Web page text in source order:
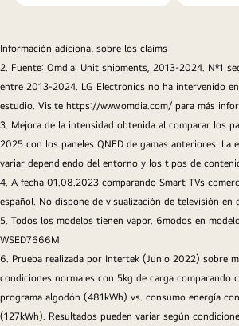
Información adicional sobre los claims
2. Fuente: Omdia: Unit shipments, 2013-2024. Nº1
entre 2013-2024. LG Electronics no ha intervenido
estudio. Visite https://www.omdia.com/ para más
3. Mejora de la intensidad obtenida al comparar los
2025 con los paneles QNED de gamas anteriores. La
variar dependiendo del entorno y los tipos de
4. A fecha 01.08.2023 comparando Smart TVs
español. No dispone de visualización de televisión en
5. Todos los modelos tienen vapor. 6modos en
WSED7666M
6. Prueba realizada por Intertek (Junio 2022) sobre
condiciones normales con 5kg de carga comparando
programa algodón (481kWh) vs. consumo energía
(127kWh). Resultados pueden variar según